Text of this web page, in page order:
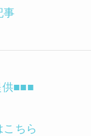
事
供■■■
ちら